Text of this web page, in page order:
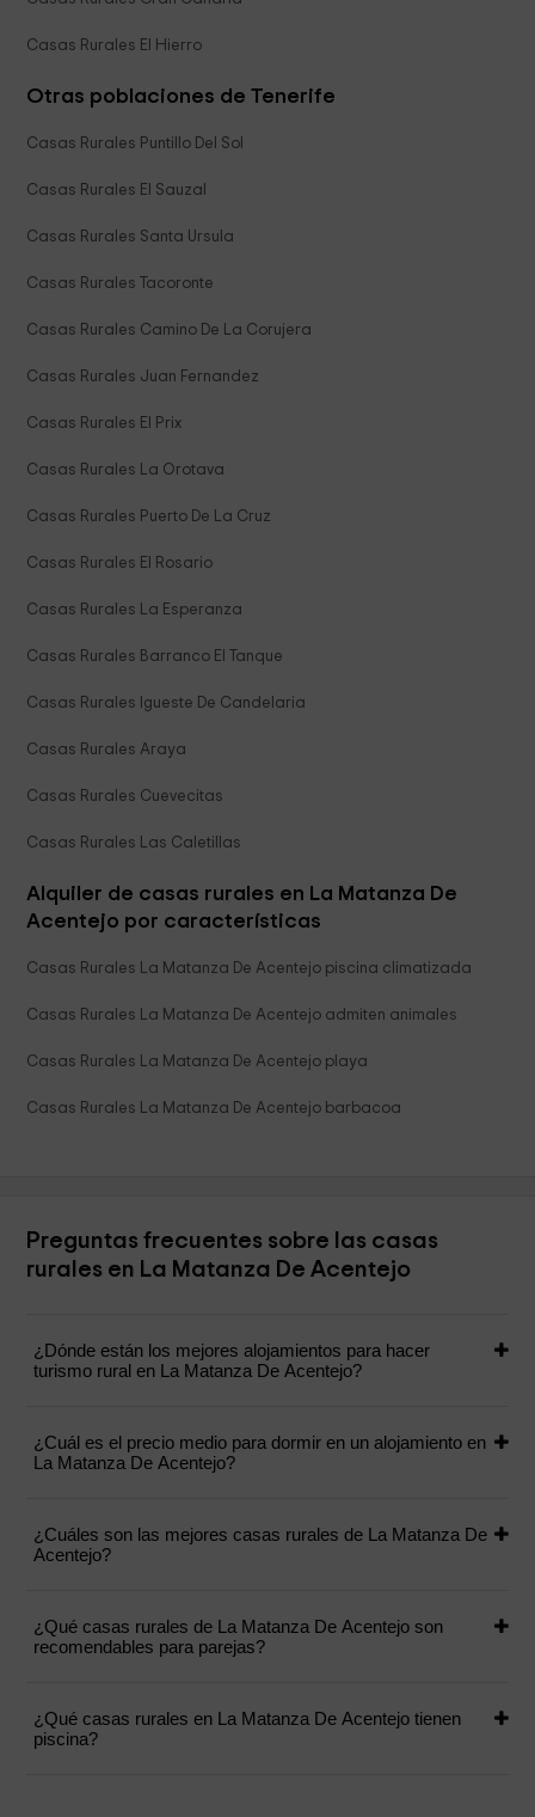
Casas Rurales El Hierro
Otras poblaciones de Tenerife
Casas Rurales Puntillo Del Sol
Casas Rurales El Sauzal
Casas Rurales Santa Ursula
Casas Rurales Tacoronte
Casas Rurales Camino De La Corujera
Casas Rurales Juan Fernandez
Casas Rurales El Prix
Casas Rurales La Orotava
Casas Rurales Puerto De La Cruz
Casas Rurales El Rosario
Casas Rurales La Esperanza
Casas Rurales Barranco El Tanque
Casas Rurales Igueste De Candelaria
Casas Rurales Araya
Casas Rurales Cuevecitas
Casas Rurales Las Caletillas
Alquiler de casas rurales en La Matanza De
Acentejo por características
Casas Rurales La Matanza De Acentejo piscina climatizada
Casas Rurales La Matanza De Acentejo admiten animales
Casas Rurales La Matanza De Acentejo playa
Casas Rurales La Matanza De Acentejo barbacoa
Preguntas frecuentes sobre las casas
rurales en La Matanza De Acentejo
¿Dónde están los mejores alojamientos para hacer
turismo rural en La Matanza De Acentejo?
¿Cuál es el precio medio para dormir en un alojamiento en
La Matanza De Acentejo?
¿Cuáles son las mejores casas rurales de La Matanza De
Acentejo?
¿Qué casas rurales de La Matanza De Acentejo son
recomendables para parejas?
¿Qué casas rurales en La Matanza De Acentejo tienen
piscina?